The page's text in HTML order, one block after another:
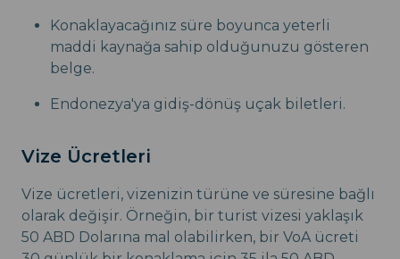
Konaklayacağınız süre boyunca yeterli
maddi kaynağa sahip olduğunuzu gösteren
belge.
Endonezya'ya gidiş-dönüş uçak biletleri.
Vize Ücretleri
Vize ücretleri, vizenizin türüne ve süresine bağlı
olarak değişir. Örneğin, bir turist vizesi yaklaşık
50 ABD Dolarına mal olabilirken, bir VoA ücreti